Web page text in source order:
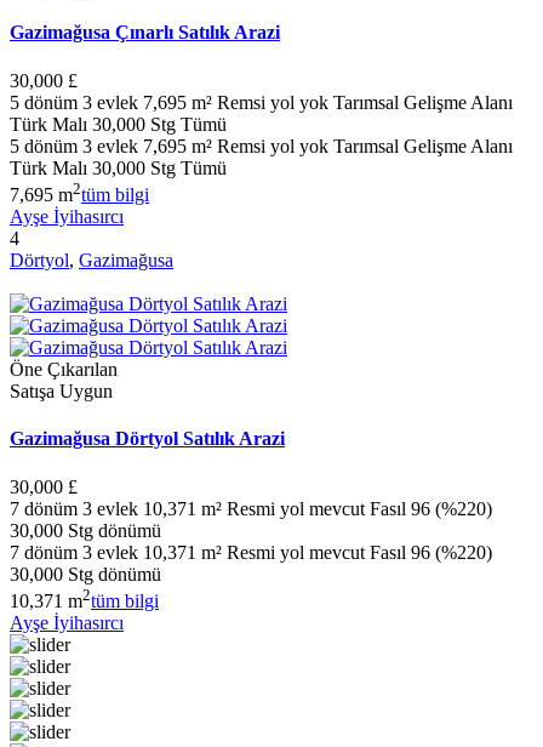
Gazimağusa Çınarlı Satılık Arazi
30,000 £
5 dönüm 3 evlek 7,695 m² Remsi yol yok Tarımsal Gelişme Alanı
Türk Malı 30,000 Stg Tümü
5 dönüm 3 evlek 7,695 m² Remsi yol yok Tarımsal Gelişme Alanı
Türk Malı 30,000 Stg Tümü
7,695 m2tüm bilgi
Ayşe İyihasırcı
4
Dörtyol, Gazimağusa
Öne Çıkarılan
Satışa Uygun
Gazimağusa Dörtyol Satılık Arazi
30,000 £
7 dönüm 3 evlek 10,371 m² Resmi yol mevcut Fasıl 96 (%220)
30,000 Stg dönümü
7 dönüm 3 evlek 10,371 m² Resmi yol mevcut Fasıl 96 (%220)
30,000 Stg dönümü
10,371 m2tüm bilgi
Ayşe İyihasırcı